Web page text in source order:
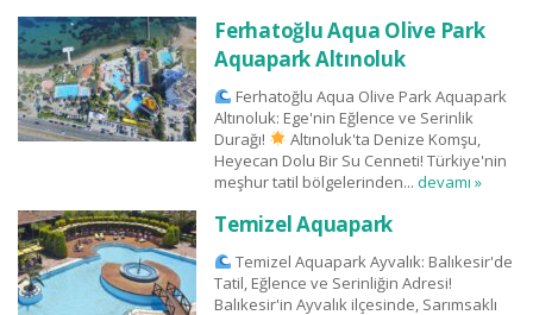
Ferhatoğlu Aqua Olive Park
Aquapark Altınoluk
Ferhatoğlu Aqua Olive Park Aquapark
Altınoluk: Ege'nin Eğlence ve Serinlik
Durağı!
Altınoluk'ta Denize Komşu,
Heyecan Dolu Bir Su Cenneti! Türkiye'nin
meşhur tatil bölgelerinden... devamı »
Temizel Aquapark
Temizel Aquapark Ayvalık: Balıkesir'de
Tatil, Eğlence ve Serinliğin Adresi!
Balıkesir'in Ayvalık ilçesinde, Sarımsaklı